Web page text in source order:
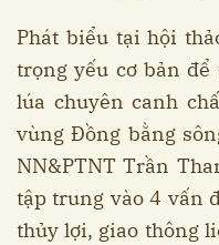
Phát biểu tại hội
trọng yếu cơ bản
lúa chuyên canh
vùng Đồng bằng
NN&PTNT Trần
tập trung vào 4 vấn
thủy lợi, giao thông